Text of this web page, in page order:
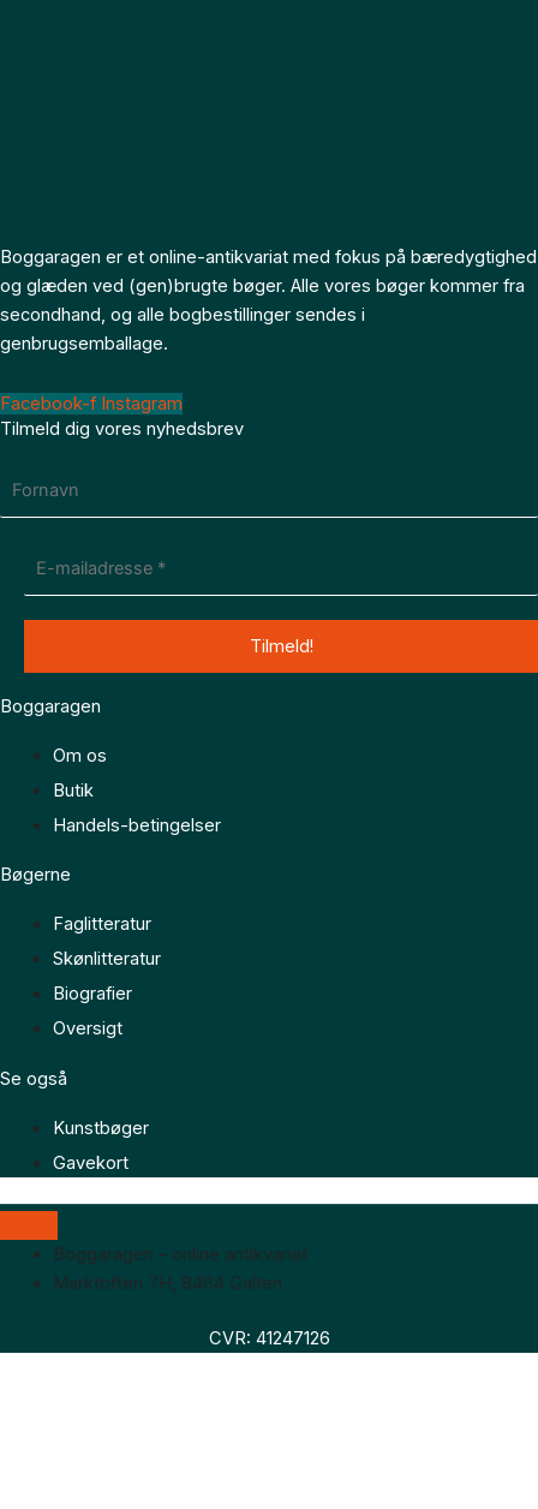
Boggaragen er et online-antikvariat med fokus på bæredygtighed
og glæden ved (gen)brugte bøger. Alle vores bøger kommer fra
secondhand, og alle bogbestillinger sendes i
genbrugsemballage.
Facebook-f Instagram
Tilmeld dig vores nyhedsbrev
Boggaragen
Om os
Butik
Handels-betingelser
Bøgerne
Faglitteratur
Skønlitteratur
Biografier
Oversigt
Se også
Kunstbøger
Gavekort
Boggaragen – online antikvariat
Marktoften 7H, 8464 Galten
CVR: 41247126